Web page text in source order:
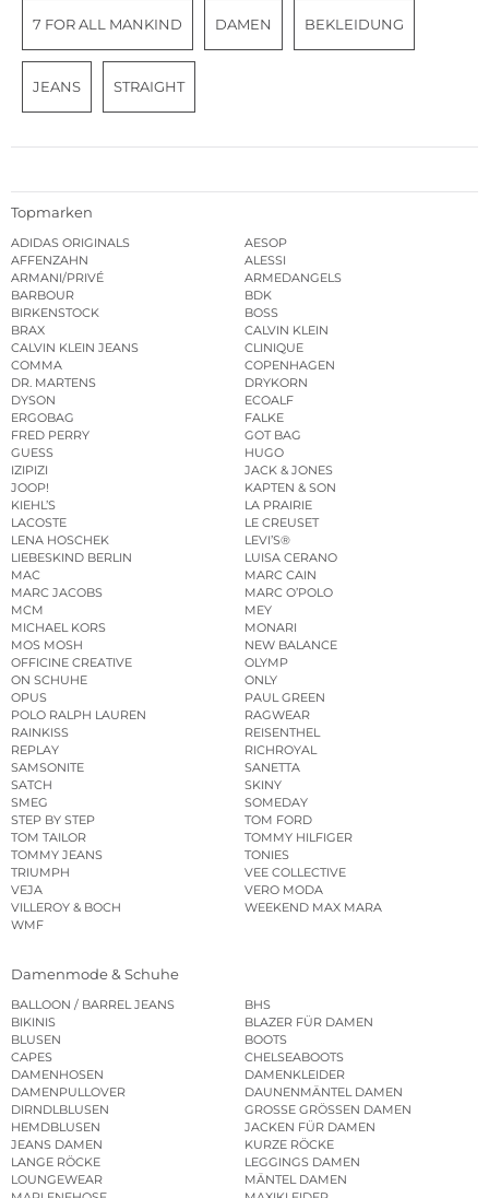
7 FOR ALL MANKIND DAMEN BEKLEIDUNG
JEANS STRAIGHT
Topmarken
ADIDAS ORIGINALS
AESOP
AFFENZAHN
ALESSI
ARMANI/PRIVÉ
ARMEDANGELS
BARBOUR
BDK
BIRKENSTOCK
BOSS
BRAX
CALVIN KLEIN
CALVIN KLEIN JEANS
CLINIQUE
COMMA
COPENHAGEN
DR. MARTENS
DRYKORN
DYSON
ECOALF
ERGOBAG
FALKE
FRED PERRY
GOT BAG
GUESS
HUGO
IZIPIZI
JACK & JONES
JOOP!
KAPTEN & SON
KIEHL’S
LA PRAIRIE
LACOSTE
LE CREUSET
LENA HOSCHEK
LEVI’S®
LIEBESKIND BERLIN
LUISA CERANO
MAC
MARC CAIN
MARC JACOBS
MARC O’POLO
MCM
MEY
MICHAEL KORS
MONARI
MOS MOSH
NEW BALANCE
OFFICINE CREATIVE
OLYMP
ON SCHUHE
ONLY
OPUS
PAUL GREEN
POLO RALPH LAUREN
RAGWEAR
RAINKISS
REISENTHEL
REPLAY
RICHROYAL
SAMSONITE
SANETTA
SATCH
SKINY
SMEG
SOMEDAY
STEP BY STEP
TOM FORD
TOM TAILOR
TOMMY HILFIGER
TOMMY JEANS
TONIES
TRIUMPH
VEE COLLECTIVE
VEJA
VERO MODA
VILLEROY & BOCH
WEEKEND MAX MARA
WMF
Damenmode & Schuhe
BALLOON / BARREL JEANS
BHS
BIKINIS
BLAZER FÜR DAMEN
BLUSEN
BOOTS
CAPES
CHELSEABOOTS
DAMENHOSEN
DAMENKLEIDER
DAMENPULLOVER
DAUNENMÄNTEL DAMEN
DIRNDLBLUSEN
GROSSE GRÖSSEN DAMEN
HEMDBLUSEN
JACKEN FÜR DAMEN
JEANS DAMEN
KURZE RÖCKE
LANGE RÖCKE
LEGGINGS DAMEN
LOUNGEWEAR
MÄNTEL DAMEN